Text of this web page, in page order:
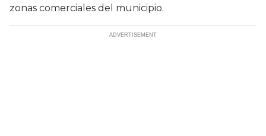
zonas comerciales del municipio.